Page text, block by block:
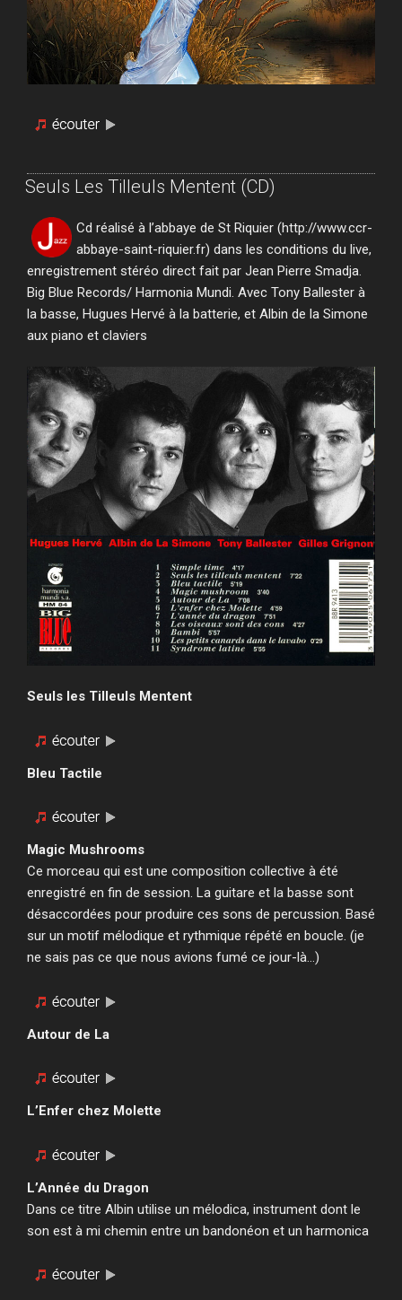
Seuls Les Tilleuls Mentent (CD)
Cd réalisé à l’abbaye de St Riquier (http://www.ccr-
abbaye-saint-riquier.fr) dans les conditions du live,
enregistrement stéréo direct fait par Jean Pierre Smadja.
Big Blue Records/ Harmonia Mundi. Avec Tony Ballester à
la basse, Hugues Hervé à la batterie, et Albin de la Simone
aux piano et claviers
Seuls les Tilleuls Mentent
Bleu Tactile
Magic Mushrooms
Ce morceau qui est une composition collective à été
enregistré en fin de session. La guitare et la basse sont
désaccordées pour produire ces sons de percussion. Basé
sur un motif mélodique et rythmique répété en boucle. (je
ne sais pas ce que nous avions fumé ce jour-là…)
Autour de La
L’Enfer chez Molette
L’Année du Dragon
Dans ce titre Albin utilise un mélodica, instrument dont le
son est à mi chemin entre un bandonéon et un harmonica